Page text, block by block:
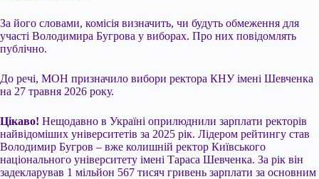
За його словами, комісія визначить, чи будуть обмеження для
участі Володимира Бугрова у виборах. Про них повідомлять
публічно.
До речі, МОН призначило вибори ректора КНУ імені Шевченка
на 27 травня 2026 року.
Цікаво! Нещодавно в Україні оприлюднили зарплати ректорів
найвідоміших університетів за 2025 рік. Лідером рейтингу став
Володимир Бугров – вже колишній ректор Київського
національного університету імені Тараса Шевченка. За рік він
задекларував 1 мільйон 567 тисяч гривень зарплати за основним